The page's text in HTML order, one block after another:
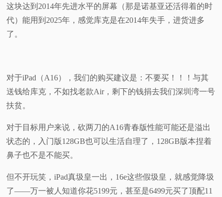
这块达到2014年先进水平的屏幕（那是诺基亚还活得着的时
代）能用到2025年，感觉库克是在2014年失手，进货进多
了。
对于iPad（A16），我们的购买建议是：不要买！！！与其
送钱给库克，不如找老款Air，剩下的钱捐去我们深圳湾一号
扶贫。
对于目标用户来说，砍两刀的A16青春版性能可能还是溢出
状态的，入门版128GB也可以生活自理了，128GB版本捏着
鼻子也不是不能买。
但不开玩笑，iPad真圾皇一出，16e这些假圾皇，就感觉降圾
了——万一被人知道你花5199元，甚至是6499元买了顶配11